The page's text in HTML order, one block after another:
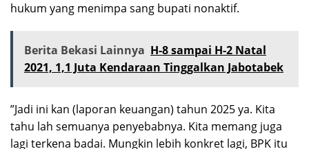
hukum yang menimpa sang bupati nonaktif.
Berita Bekasi Lainnya H-8 sampai H-2 Natal
2021, 1,1 Juta Kendaraan Tinggalkan Jabotabek
”Jadi ini kan (laporan keuangan) tahun 2025 ya. Kita
tahu lah semuanya penyebabnya. Kita memang juga
lagi terkena badai. Mungkin lebih konkret lagi, BPK itu